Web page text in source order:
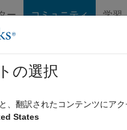
ー コミュニティ 学習
閲覧 MATLAB に関する FAQ
on top
find a tutorial on
の選択
、翻訳されたコンテンツにア
States